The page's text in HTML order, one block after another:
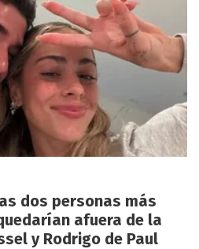
dos personas más
afuera de la
y Rodrigo de Paul